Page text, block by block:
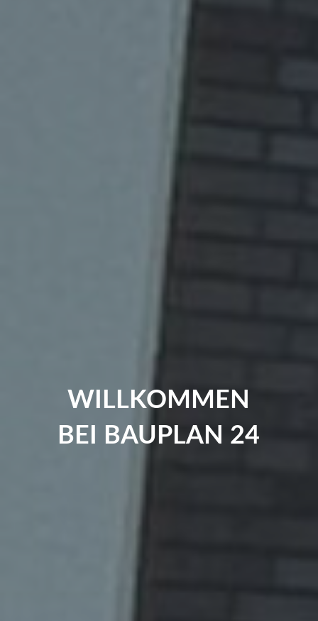
WILLKOMMEN
BEI BAUPLAN 24